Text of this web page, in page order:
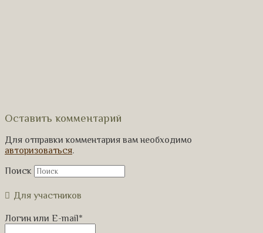
Оставить комментарий
Для отправки комментария вам необходимо
авторизоваться.
Поиск
Для участников
Логин или E-mail*